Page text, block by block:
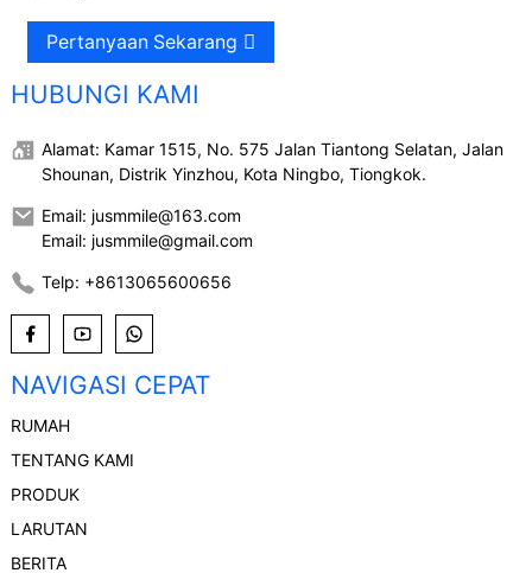
Pertanyaan Sekarang
HUBUNGI KAMI
Alamat: Kamar 1515, No. 575 Jalan Tiantong Selatan, Jalan
Shounan, Distrik Yinzhou, Kota Ningbo, Tiongkok.
Email: jusmmile@163.com
Email: jusmmile@gmail.com
Telp: +8613065600656
NAVIGASI CEPAT
RUMAH
TENTANG KAMI
PRODUK
LARUTAN
BERITA